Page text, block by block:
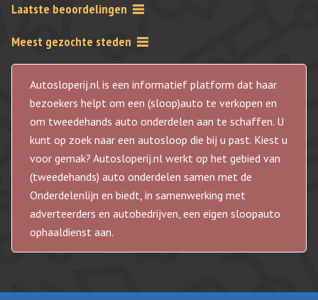
Laatste beoordelingen
Meest gezochte steden
Autosloperij.nl is een informatief platform dat haar
bezoekers helpt om een (sloop)auto te verkopen en
om tweedehands auto onderdelen aan te schaffen. U
kunt op zoek naar een autosloop die bij u past. Kiest u
voor gemak? Autosloperij.nl werkt op het gebied van
(tweedehands) auto onderdelen samen met de
Onderdelenlijn en biedt, in samenwerking met
adverteerders en autobedrijven, een eigen sloopauto
ophaaldienst aan.